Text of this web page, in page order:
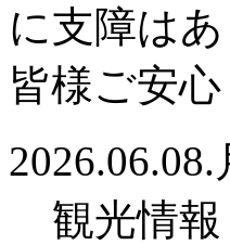
に支障はあ
皆様ご安心
2026.06.08.
観光情報